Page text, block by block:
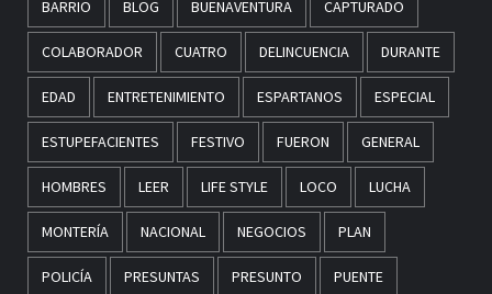
BARRIO BLOG BUENAVENTURA CAPTURADO
COLABORADOR CUATRO DELINCUENCIA DURANTE
EDAD ENTRETENIMIENTO ESPARTANOS ESPECIAL
ESTUPEFACIENTES FESTIVO FUERON GENERAL
HOMBRES LEER LIFE STYLE LOCO LUCHA
MONTERÍA NACIONAL NEGOCIOS PLAN
POLICÍA PRESUNTAS PRESUNTO PUENTE